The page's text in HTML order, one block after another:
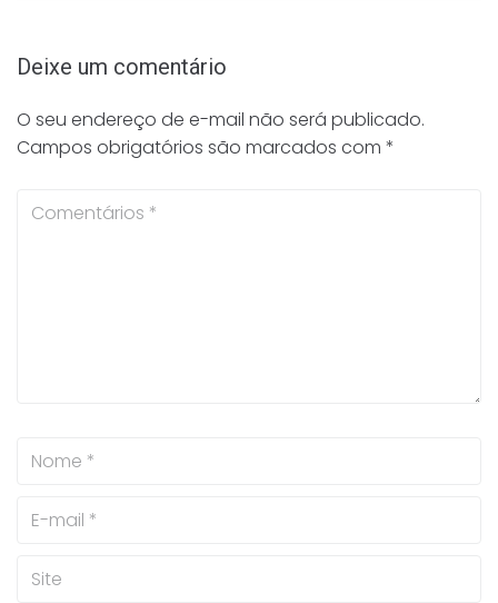
Deixe um comentário
O seu endereço de e-mail não será publicado.
Campos obrigatórios são marcados com *